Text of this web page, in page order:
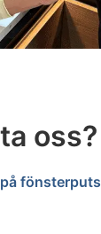
oss?
fönsterputs